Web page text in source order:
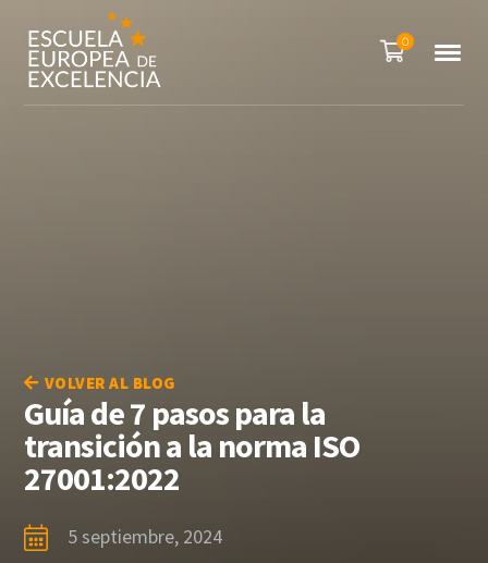
0
VOLVER AL BLOG
Guía de 7 pasos para la
transición a la norma ISO
27001:2022
5 septiembre, 2024